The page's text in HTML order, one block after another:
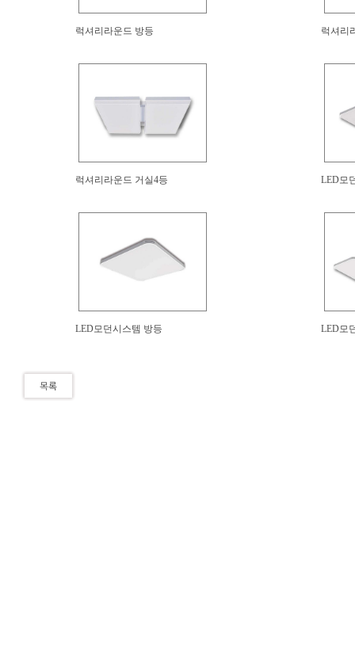
럭셔리라운드 방등 럭셔리
럭셔리라운드 거실4등 LED모
LED모던시스템 방등 LED모